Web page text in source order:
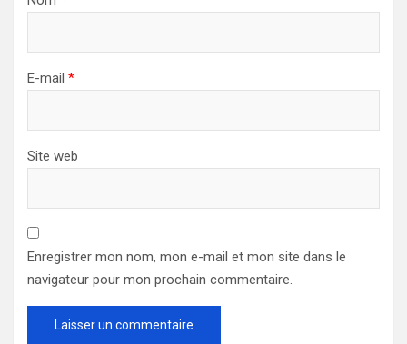
E-mail *
Site web
Enregistrer mon nom, mon e-mail et mon site dans le
navigateur pour mon prochain commentaire.